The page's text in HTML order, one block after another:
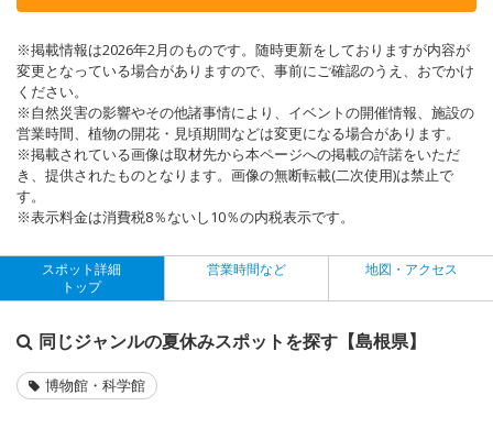
※掲載情報は2026年2月のものです。随時更新をしておりますが内容が
変更となっている場合がありますので、事前にご確認のうえ、おでかけ
ください。
※自然災害の影響やその他諸事情により、イベントの開催情報、施設の
営業時間、植物の開花・見頃期間などは変更になる場合があります。
※掲載されている画像は取材先から本ページへの掲載の許諾をいただ
き、提供されたものとなります。画像の無断転載(二次使用)は禁止で
す。
※表示料金は消費税8％ないし10％の内税表示です。
スポット詳細
トップ
営業時間など 地図・アクセス
同じジャンルの夏休みスポットを探す【島根県】
博物館・科学館